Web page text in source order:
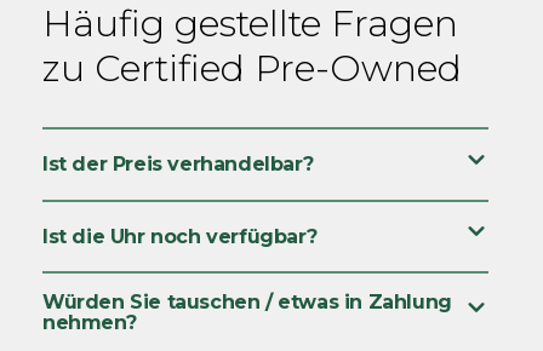
Häufig gestellte Fragen
zu Certified Pre-Owned
Ist der Preis verhandelbar?
Ist die Uhr noch verfügbar?
Würden Sie tauschen / etwas in Zahlung
nehmen?